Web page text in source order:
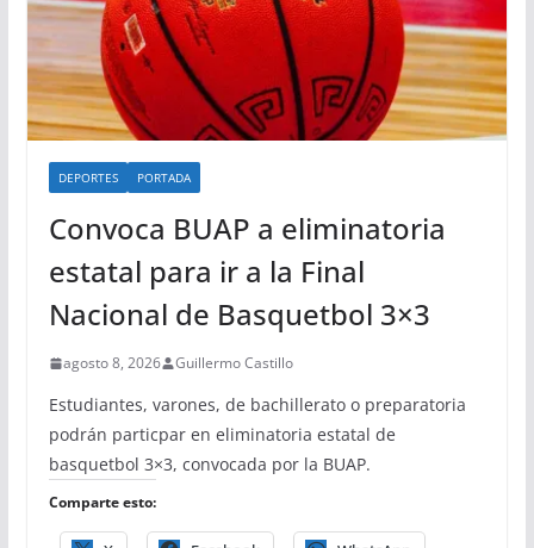
DEPORTES PORTADA
Convoca BUAP a eliminatoria
estatal para ir a la Final
Nacional de Basquetbol 3×3
agosto 8, 2026 Guillermo Castillo
Estudiantes, varones, de bachillerato o preparatoria
podrán particpar en eliminatoria estatal de
basquetbol 3×3, convocada por la BUAP.
Comparte esto: